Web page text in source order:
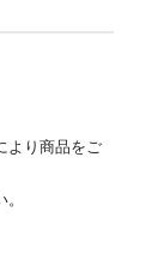
より商品をご